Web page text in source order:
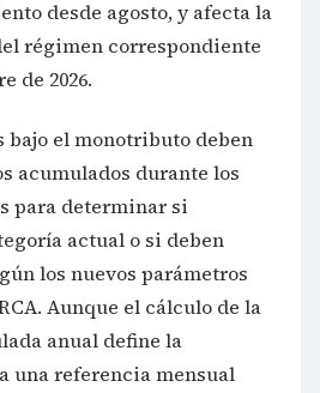
desde agosto, y afecta la
régimen correspondiente
de 2026.
bajo el monotributo deben
acumulados durante los
para determinar si
actual o si deben
los nuevos parámetros
Aunque el cálculo de la
anual define la
una referencia mensual